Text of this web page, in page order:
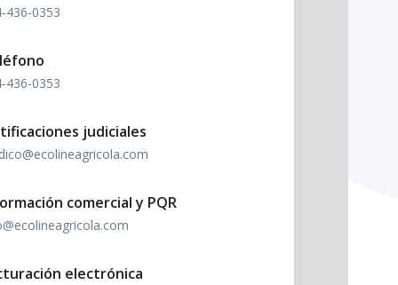
436-0353
436-0353
judiciales
comercial y PQR
electrónica